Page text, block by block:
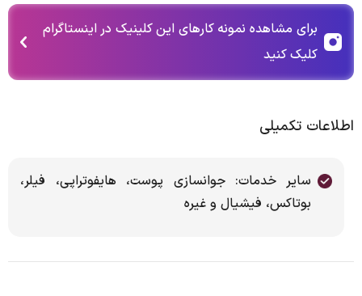
برای مشاهده نمونه کارهای این کلینیک در اینستاگرام
کلیک کنید
اطلاعات تکمیلی
سایر خدمات: جوانسازی پوست، هایفوتراپی، فیلر،
بوتاکس، فیشیال و غیره